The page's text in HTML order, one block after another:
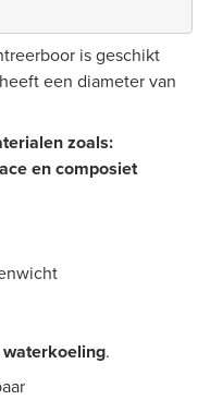
is geschikt
een diameter van
zoals:
en composiet
waterkoeling.